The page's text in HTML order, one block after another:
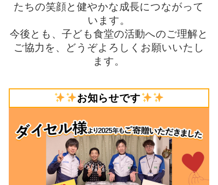
たちの笑顔と健やかな成長につながって
います。
今後とも、子ども食堂の活動へのご理解と
ご協力を、どうぞよろしくお願いいたし
ます。
お知らせです